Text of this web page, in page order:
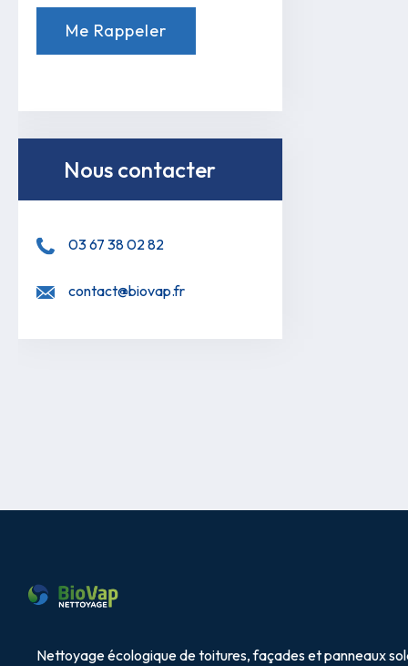
Nous contacter
03 67 38 02 82
contact@biovap.fr
Nettoyage écologique de toitures, façades et panneaux